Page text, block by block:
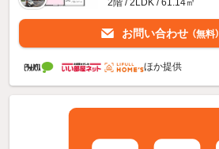
2階 / 2LDK / 61.14㎡
お問い合わせ （無料）
ほか提供